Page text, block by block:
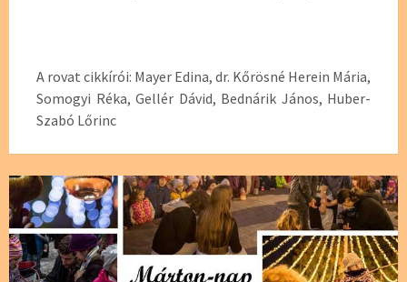
A rovat cikkírói: Mayer Edina, dr. Kőrösné Herein Mária,
Somogyi Réka, Gellér Dávid, Bednárik János, Huber-
Szabó Lőrinc